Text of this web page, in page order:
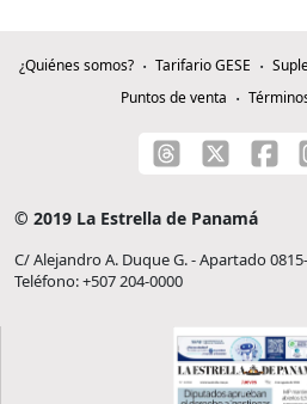
¿Quiénes somos? Tarifario GESE
Puntos de venta
© 2019 La Estrella de Panamá
C/ Alejandro A. Duque G. - Apartado
Teléfono: +507 204-0000